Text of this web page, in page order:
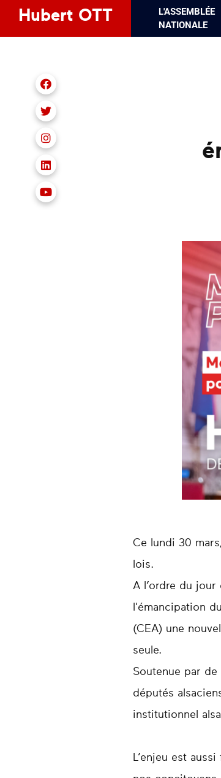
Hubert OTT
L'ASSEMBLÉE
NATIONALE
Ce lundi 30
lois.
A l’ordre du
l'émancipation
(CEA) une
seule.
Soutenue par
députés
institutionnel
L’enjeu est
Nous retrouver sur Facebook
Nous retrouver sur X
Nous retrouver sur Instagram
Nous retrouver sur LinkedIn
Nous retrouver sur Youtube